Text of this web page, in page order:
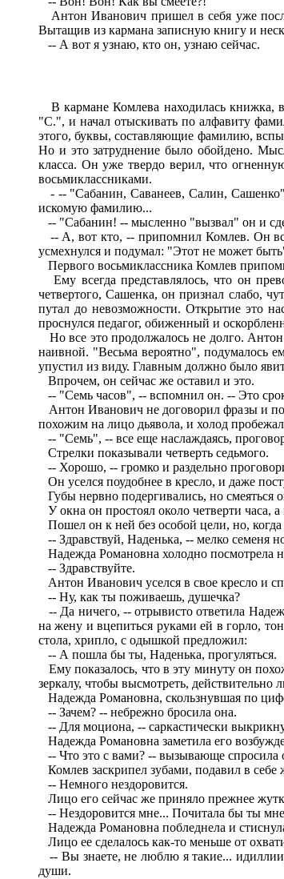
Антон Иванович пришел в себя уже
Вытащив из кармана записную книгу и
-- А вот я узнаю, кто он, узнаю сейчас.
В кармане Комлева находилась книжка,
"С.", и начал отыскивать по алфавиту
этого, буквы, составляющие фамилию,
Но и это затруднение было обойдено.
класса. Он уже твердо верил, что
восьмиклассниками.
- -- "Сабанин, Саванеев, Салин,
искомую фамилию...
-- "Сабанин! -- мысленно "вызвал" он и
-- А, вот кто, -- припомнил Комлев. Он
усмехнулся и подумал: "Этот не может
Первого восьмиклассника Комлев
Ему всегда представлялось, что он
четвертого, Сашенка, он признал слабо,
путал до невозможности. Открытие это
проснулся педагог, обиженный и
Но все это продолжалось не долго.
наивной. "Весьма вероятно", подумалось
упустил из виду. Главным должно было
Впрочем, он сейчас же оставил и это.
-- "Семь часов", -- вспомнил он. -- Это
Антон Иванович не договорил фразы и
похожим на лицо дьявола, и холод
-- "Семь", -- все еще наслаждаясь,
Стрелки показывали четверть седьмого.
-- Хорошо, -- громко и раздельно
Он уселся поудобнее в кресло, и даже
Губы нервно подергивались, но смеяться
У окна он простоял около четверти часа,
Пошел он к ней без особой цели, но, когда
-- Здравствуй, Наденька, -- мелко семеня
Надежда Романовна холодно посмотрела
-- Здравствуйте.
Антон Иванович уселся в свое кресло и
-- Ну, как ты поживаешь, душечка?
-- Да ничего, -- отрывисто ответила
на жену и вцепиться руками ей в горло,
стола, хрипло, с одышкой предложил:
-- А пошла бы ты, Наденька, прогуляться.
Ему показалось, что в эту минуту он
зеркалу, чтобы высмотреть,
Надежда Романовна, скользнувшая по
-- Зачем? -- небрежно бросила она.
-- Для моциона, -- саркастически
Надежда Романовна заметила его
-- Что это с вами? -- вызывающе спросила
Комлев заскрипел зубами, подавил в себе
-- Немного нездоровится.
Лицо его сейчас же приняло прежнее
-- Нездоровится мне... Почитала бы ты
Надежда Романовна побледнела и
Лицо ее сделалось как-то меньше от
-- Вы знаете, не люблю я такие...
души.